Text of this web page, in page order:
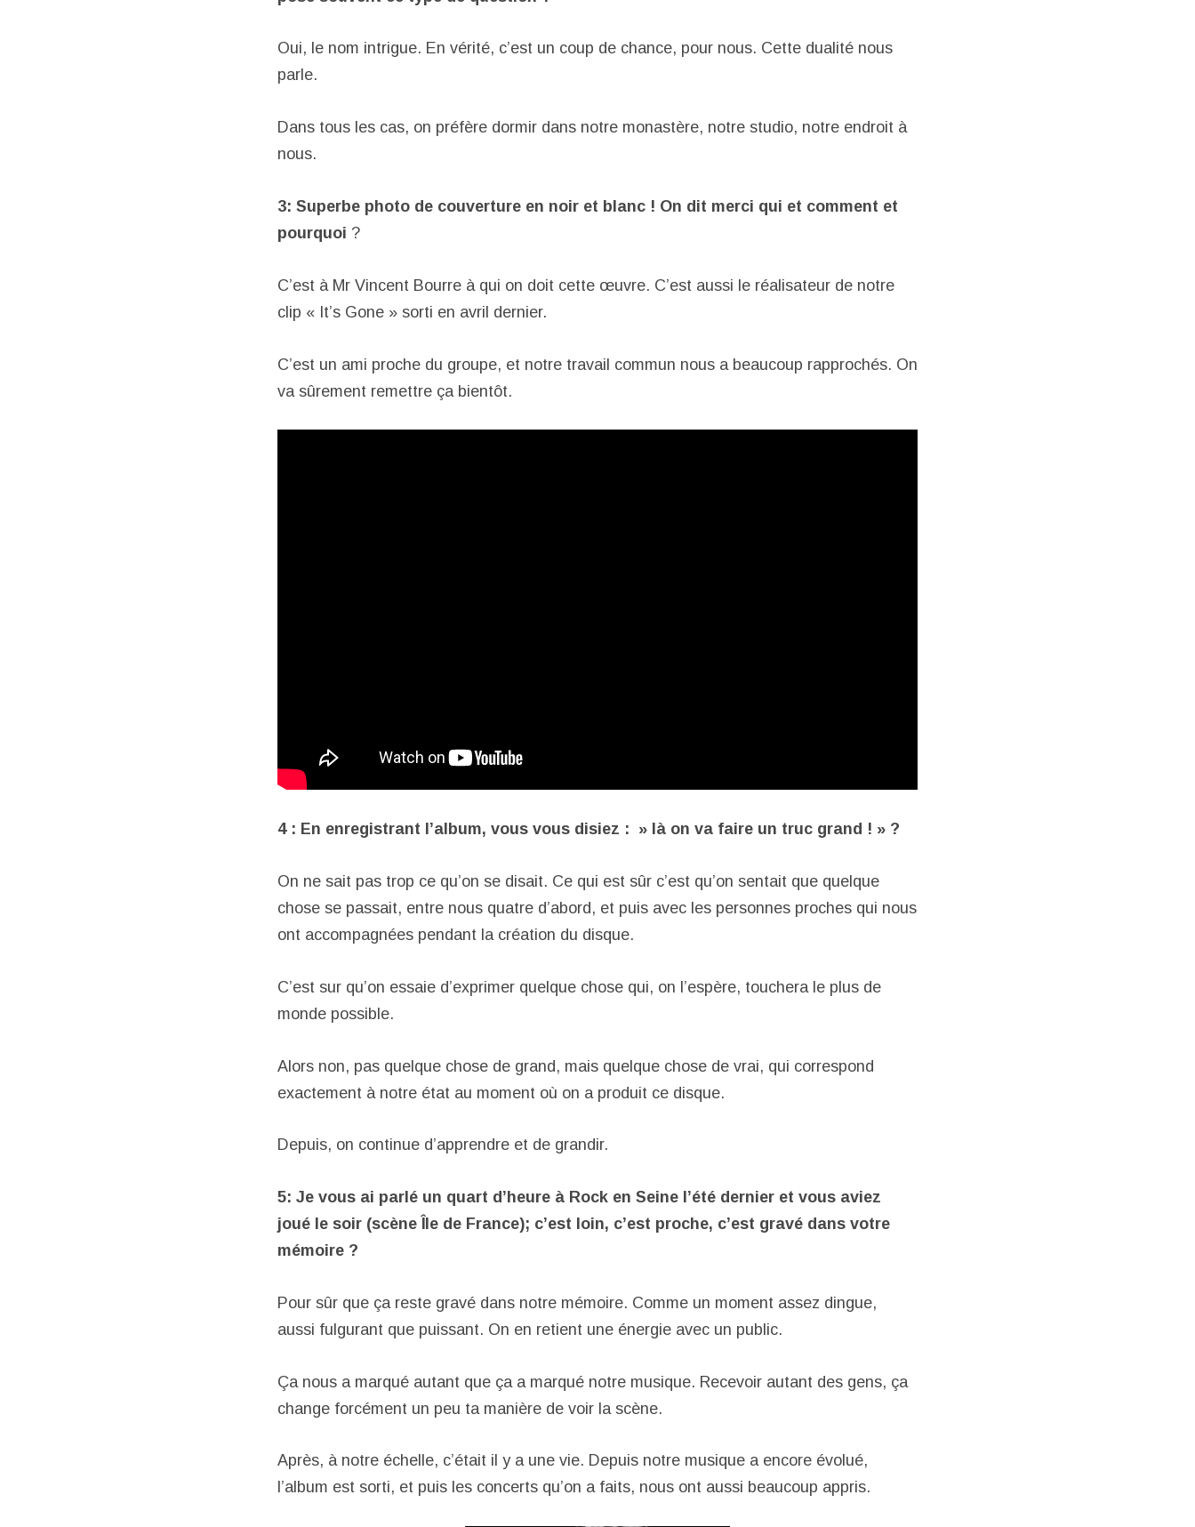
Oui, le nom intrigue. En vérité, c’est un coup de chance, pour nous. Cette dualité nous
parle.
Dans tous les cas, on préfère dormir dans notre monastère, notre studio, notre endroit à
nous.
3: Superbe photo de couverture en noir et blanc ! On dit merci qui et comment et
pourquoi ?
C’est à Mr Vincent Bourre à qui on doit cette œuvre. C’est aussi le réalisateur de notre
clip « It’s Gone » sorti en avril dernier.
C’est un ami proche du groupe, et notre travail commun nous a beaucoup rapprochés. On
va sûrement remettre ça bientôt.
4 : En enregistrant l’album, vous vous disiez : » là on va faire un truc grand ! » ?
On ne sait pas trop ce qu’on se disait. Ce qui est sûr c’est qu’on sentait que quelque
chose se passait, entre nous quatre d’abord, et puis avec les personnes proches qui nous
ont accompagnées pendant la création du disque.
C’est sur qu’on essaie d’exprimer quelque chose qui, on l’espère, touchera le plus de
monde possible.
Alors non, pas quelque chose de grand, mais quelque chose de vrai, qui correspond
exactement à notre état au moment où on a produit ce disque.
Depuis, on continue d’apprendre et de grandir.
5: Je vous ai parlé un quart d’heure à Rock en Seine l’été dernier et vous aviez
joué le soir (scène Île de France); c’est loin, c’est proche, c’est gravé dans votre
mémoire ?
Pour sûr que ça reste gravé dans notre mémoire. Comme un moment assez dingue,
aussi fulgurant que puissant. On en retient une énergie avec un public.
Ça nous a marqué autant que ça a marqué notre musique. Recevoir autant des gens, ça
change forcément un peu ta manière de voir la scène.
Après, à notre échelle, c’était il y a une vie. Depuis notre musique a encore évolué,
l’album est sorti, et puis les concerts qu’on a faits, nous ont aussi beaucoup appris.